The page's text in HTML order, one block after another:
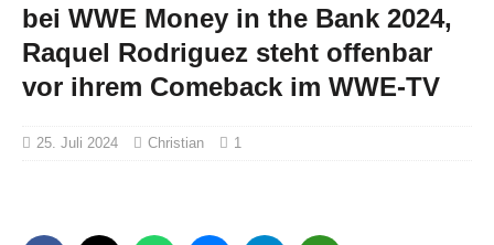
bei WWE Money in the Bank 2024,
Raquel Rodriguez steht offenbar
vor ihrem Comeback im WWE-TV
25. Juli 2024 Christian 1